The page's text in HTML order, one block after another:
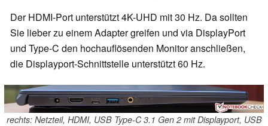
Der HDMI-Port unterstützt 4K-UHD mit 30 Hz. Da sollten
Sie lieber zu einem Adapter greifen und via DisplayPort
und Type-C den hochauflösenden Monitor anschließen,
die Displayport-Schnittstelle unterstützt 60 Hz.
rechts: Netzteil, HDMI, USB Type-C 3.1 Gen 2 mit Displayport, USB